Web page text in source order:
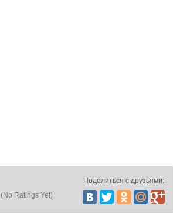
(No Ratings Yet)
Поделиться с друзьями: